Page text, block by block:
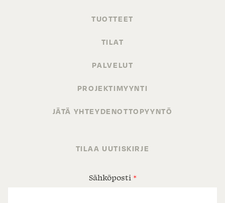
TUOTTEET
TILAT
PALVELUT
PROJEKTIMYYNTI
JÄTÄ YHTEYDENOTTOPYYNTÖ
TILAA UUTISKIRJE
Sähköposti *